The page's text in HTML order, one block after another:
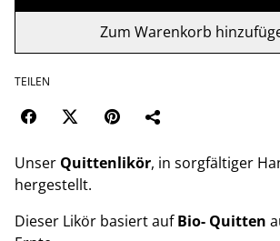
Zum Warenkorb
TEILEN
Unser Quittenlikör, in sorgfältiger
hergestellt.
Dieser Likör basiert aufBio- Quitten